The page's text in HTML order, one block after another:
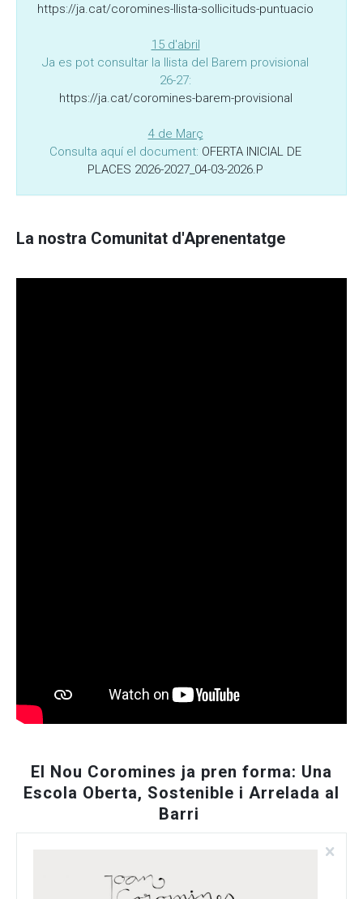
https://ja.cat/coromines-llista-sollicituds-puntuacio
15 d'abril
Ja es pot consultar la llista del Barem provisional
26-27:
https://ja.cat/coromines-barem-provisional
4 de Març
Consulta aquí el document: OFERTA INICIAL DE
PLACES 2026-2027_04-03-2026.P
La nostra Comunitat d'Aprenentatge
El Nou Coromines ja pren forma: Una
Escola Oberta, Sostenible i Arrelada al
Barri